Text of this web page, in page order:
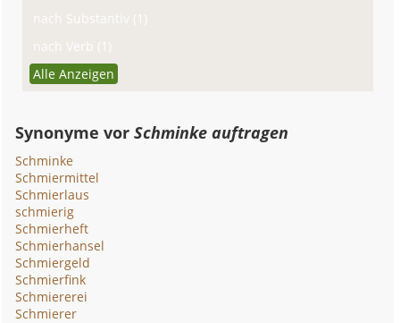
nach Substantiv (1)
nach Verb (1)
Alle Anzeigen
Synonyme vorSchminke auftragen
Schminke
Schmiermittel
Schmierlaus
schmierig
Schmierheft
Schmierhansel
Schmiergeld
Schmierfink
Schmiererei
Schmierer